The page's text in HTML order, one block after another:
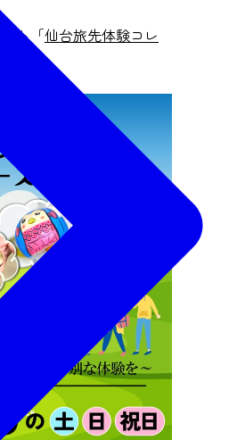
ト「仙台旅先体験コレ